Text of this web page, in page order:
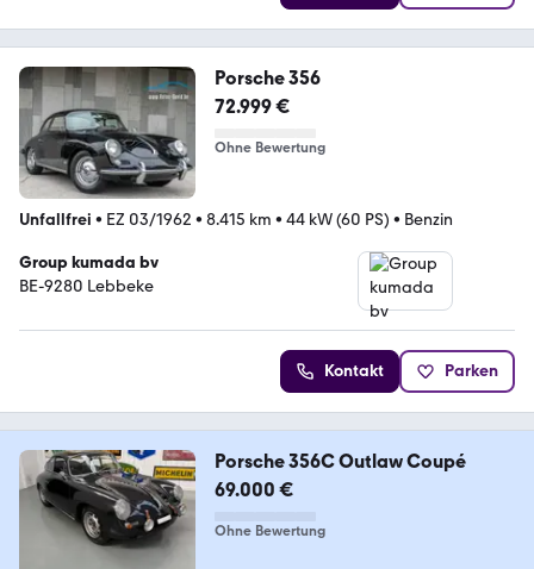
Porsche 356
72.999 €
Ohne Bewertung
Unfallfrei • EZ 03/1962 • 8.415 km • 44 kW (60 PS) • Benzin
Group kumada bv
BE-9280 Lebbeke
Kontakt Parken
Porsche 356C Outlaw Coupé
69.000 €
Ohne Bewertung